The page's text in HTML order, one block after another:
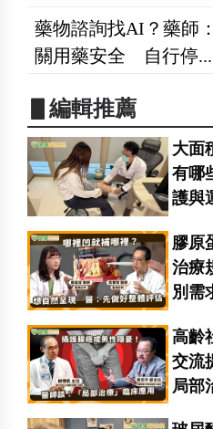
藥物諮詢找AI？藥師
關用藥安全 自行停...
▋編輯推薦
大面
有哪
護與
膠原
治療
別需
高齡
交流
局部